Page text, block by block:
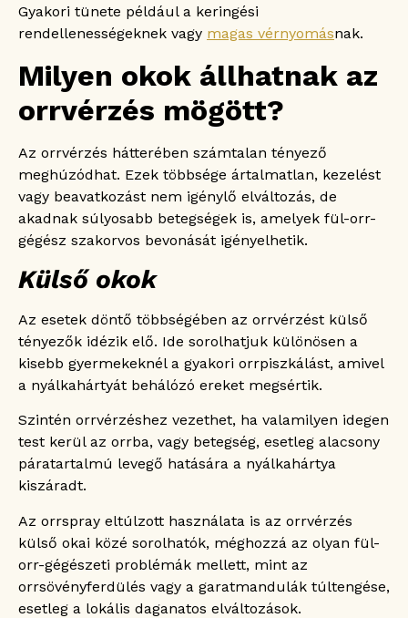
Gyakori tünete például a keringési
rendellenességeknek vagy magas vérnyomásnak.
Milyen okok állhatnak az
orrvérzés mögött?
Az orrvérzés hátterében számtalan tényező
meghúzódhat. Ezek többsége ártalmatlan, kezelést
vagy beavatkozást nem igénylő elváltozás, de
akadnak súlyosabb betegségek is, amelyek fül-orr-
gégész szakorvos bevonását igényelhetik.
Külső okok
Az esetek döntő többségében az orrvérzést külső
tényezők idézik elő. Ide sorolhatjuk különösen a
kisebb gyermekeknél a gyakori orrpiszkálást, amivel
a nyálkahártyát behálózó ereket megsértik.
Szintén orrvérzéshez vezethet, ha valamilyen idegen
test kerül az orrba, vagy betegség, esetleg alacsony
páratartalmú levegő hatására a nyálkahártya
kiszáradt.
Az orrspray eltúlzott használata is az orrvérzés
külső okai közé sorolhatók, méghozzá az olyan fül-
orr-gégészeti problémák mellett, mint az
orrsövényferdülés vagy a garatmandulák túltengése,
esetleg a lokális daganatos elváltozások.